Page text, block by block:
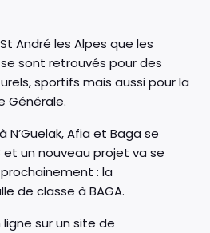
André les Alpes que les
sont retrouvés pour des
sportifs mais aussi pour la
Générale.
N’Guelak, Afia et Baga se
et un nouveau projet va se
: la
de classe à BAGA.
sur un site de